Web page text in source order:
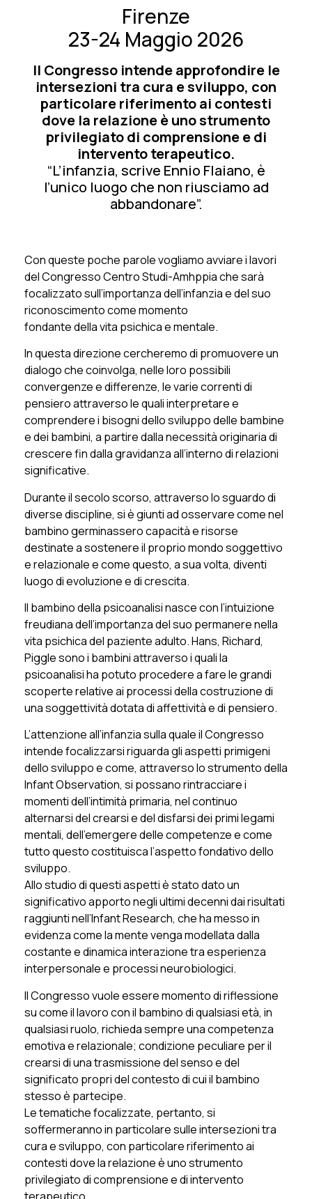
Firenze
23-24 Maggio 2026
Il Congresso intende approfondire le
intersezioni tra cura e sviluppo, con
particolare riferimento ai contesti
dove la relazione è uno strumento
privilegiato di comprensione e di
intervento terapeutico.
“L’infanzia, scrive Ennio Flaiano, è
l’unico luogo che non riusciamo ad
abbandonare”.
Con queste poche parole vogliamo avviare i lavori
del Congresso Centro Studi-Amhppia che sarà
focalizzato sull’importanza dell’infanzia e del suo
riconoscimento come momento
fondante della vita psichica e mentale.
In questa direzione cercheremo di promuovere un
dialogo che coinvolga, nelle loro possibili
convergenze e differenze, le varie correnti di
pensiero attraverso le quali interpretare e
comprendere i bisogni dello sviluppo delle bambine
e dei bambini, a partire dalla necessità originaria di
crescere fin dalla gravidanza all’interno di relazioni
significative.
Durante il secolo scorso, attraverso lo sguardo di
diverse discipline, si è giunti ad osservare come nel
bambino germinassero capacità e risorse
destinate a sostenere il proprio mondo soggettivo
e relazionale e come questo, a sua volta, diventi
luogo di evoluzione e di crescita.
Il bambino della psicoanalisi nasce con l’intuizione
freudiana dell’importanza del suo permanere nella
vita psichica del paziente adulto. Hans, Richard,
Piggle sono i bambini attraverso i quali la
psicoanalisi ha potuto procedere a fare le grandi
scoperte relative ai processi della costruzione di
una soggettività dotata di affettività e di pensiero.
L’attenzione all’infanzia sulla quale il Congresso
intende focalizzarsi riguarda gli aspetti primigeni
dello sviluppo e come, attraverso lo strumento della
Infant Observation, si possano rintracciare i
momenti dell’intimità primaria, nel continuo
alternarsi del crearsi e del disfarsi dei primi legami
mentali, dell’emergere delle competenze e come
tutto questo costituisca l’aspetto fondativo dello
sviluppo.
Allo studio di questi aspetti è stato dato un
significativo apporto negli ultimi decenni dai risultati
raggiunti nell’Infant Research, che ha messo in
evidenza come la mente venga modellata dalla
costante e dinamica interazione tra esperienza
interpersonale e processi neurobiologici.
Il Congresso vuole essere momento di riflessione
su come il lavoro con il bambino di qualsiasi età, in
qualsiasi ruolo, richieda sempre una competenza
emotiva e relazionale; condizione peculiare per il
crearsi di una trasmissione del senso e del
significato propri del contesto di cui il bambino
stesso è partecipe.
Le tematiche focalizzate, pertanto, si
soffermeranno in particolare sulle intersezioni tra
cura e sviluppo, con particolare riferimento ai
contesti dove la relazione è uno strumento
privilegiato di comprensione e di intervento